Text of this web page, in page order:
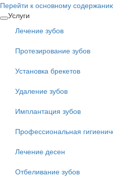
Перейти к основному
Услуги
Лечение зубов
Протезирование зубов
Установка брекетов
Удаление зубов
Имплантация зубов
Профессиональная
Лечение десен
Отбеливание зубов